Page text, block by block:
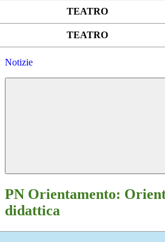
TEATRO
TEATRO
Notizie
PN Orientamento:
didattica